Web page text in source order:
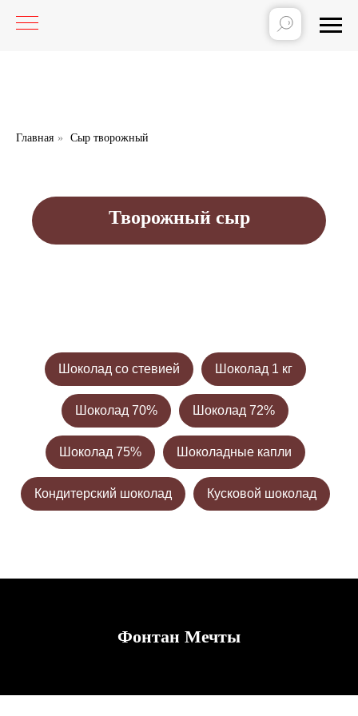
Главная » Сыр творожный
Творожный сыр
Шоколад со стевией Шоколад 1 кг
Шоколад 70% Шоколад 72%
Шоколад 75% Шоколадные капли
Кондитерский шоколад Кусковой шоколад
Фонтан Мечты